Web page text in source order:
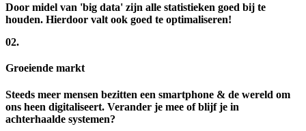
Door midel van 'big data' zijn alle statistieken goed bij te
houden. Hierdoor valt ook goed te optimaliseren!
02.
Groeiende markt
Steeds meer mensen bezitten een smartphone & de wereld om
ons heen digitaliseert. Verander je mee of blijf je in
achterhaalde systemen?